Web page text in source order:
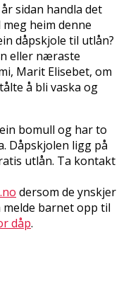
sidan handla det
heim denne
dåpskjole til utlån?
eller næraste
Marit Elisebet, om
å bli vaska og
bomull og har to
Dåpskjolen ligg på
utlån. Ta kontakt
dersom de ynskjer
melde barnet opp til
dåp.